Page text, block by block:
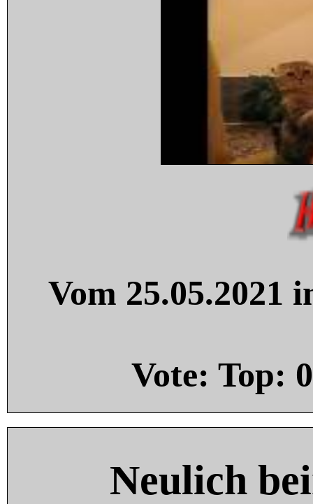
Vom 25.05.2021
Vote: Top: 0
Neulich